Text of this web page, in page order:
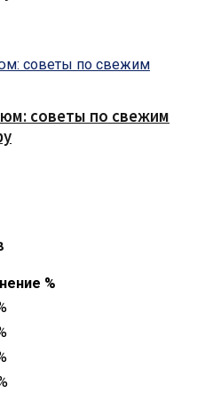
советы по свежим
%